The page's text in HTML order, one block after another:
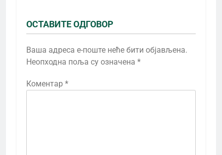
ОСТАВИТЕ ОДГОВОР
Ваша адреса е-поште неће бити објављена.
Неопходна поља су означена *
Коментар *